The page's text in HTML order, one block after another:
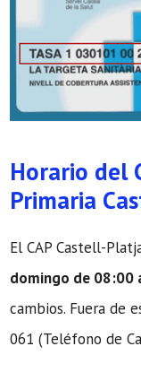
Horario del
Primaria
El CAP Castell-
domingo de 08:00
cambios. Fuera de
061 (Teléfono de